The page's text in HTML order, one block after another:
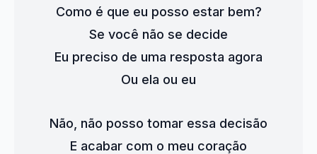
Como é que eu posso estar bem?
Se você não se decide
Eu preciso de uma resposta agora
Ou ela ou eu
Não, não posso tomar essa decisão
E acabar com o meu coração